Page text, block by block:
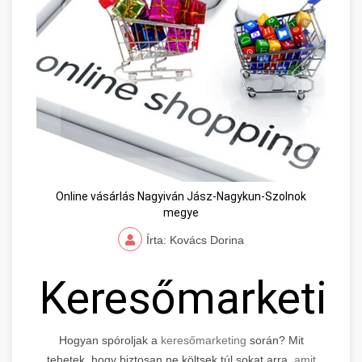
Online vásárlás Nagyiván Jász-Nagykun-Szolnok
megye
Írta: Kovács Dorina
Hogyan spóroljak a keresőmarketing során? Mit